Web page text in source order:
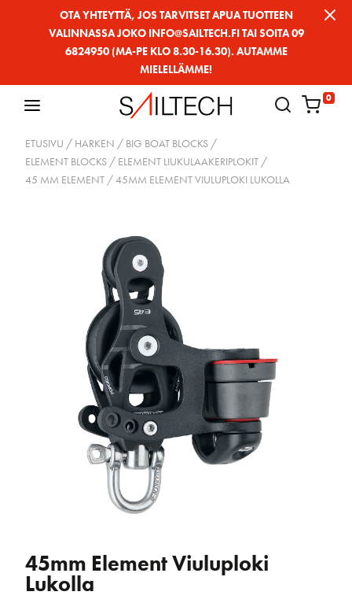
OTA YHTEYTTÄ, JOS TARVITSET APUA TUOTTEEN
VALINNASSA JOKO INFO@SAILTECH.FI TAI SOITA 09
6824950 (MA-PE KLO 8.30-16.30). AUTAMME
MIELELLÄMME!
0
ETUSIVU / HARKEN / BIG BOAT BLOCKS /
ELEMENT BLOCKS / ELEMENT LIUKULAAKERIPLOKIT /
45 MM ELEMENT / 45MM ELEMENT VIULUPLOKI LUKOLLA
45mm Element Viuluploki
Lukolla